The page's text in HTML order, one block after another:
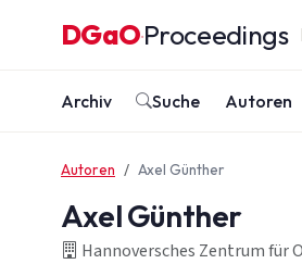
DGaO·Proceedings
Archiv Suche Autoren
Autoren Axel Günther
Axel Günther
Hannoversches Zentrum für